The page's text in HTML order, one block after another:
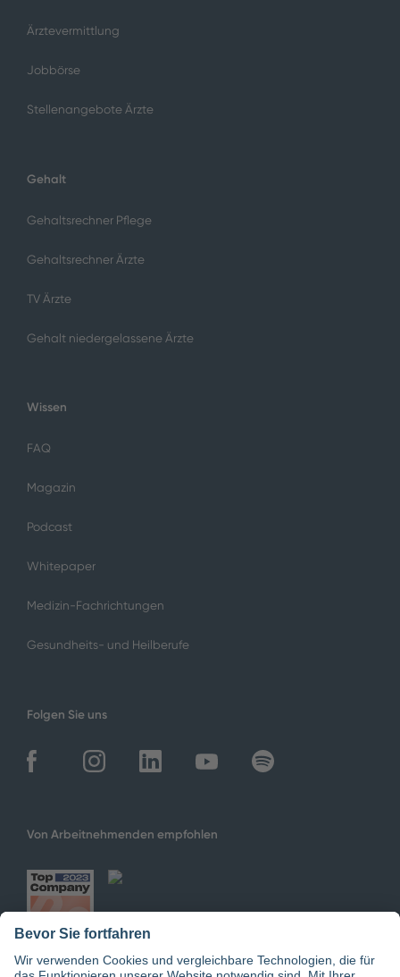
Ärztevermittlung
Jobbörse
Stellenangebote Ärzte
Gehalt
Gehaltsrechner Pflege
Gehaltsrechner Ärzte
TV Ärzte
Gehalt niedergelassene Ärzte
Wissen
FAQ
Magazin
Podcast
Whitepaper
Medizin-Fachrichtungen
Gesundheits- und Heilberufe
Folgen Sie uns
Von Arbeitnehmenden empfohlen